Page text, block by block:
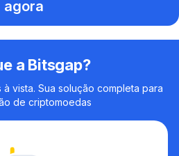
agora
a Bitsgap?
vista. Sua solução completa para
de criptomoedas